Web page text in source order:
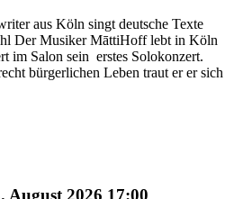
aus Köln singt deutsche Texte
Der Musiker MāttiHoff lebt in Köln
im Salon sein erstes Solokonzert.
bürgerlichen Leben traut er er sich